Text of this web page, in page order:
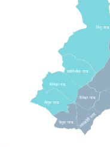
वैतेश्वर गा.पा.
भिमेश्वर न.पा.
विगु गा.पा.
कालिन्चोक गा.पा.
मेलुङ गा.पा.
शैलुङ गा.पा.
तामाकोशी गा.पा.